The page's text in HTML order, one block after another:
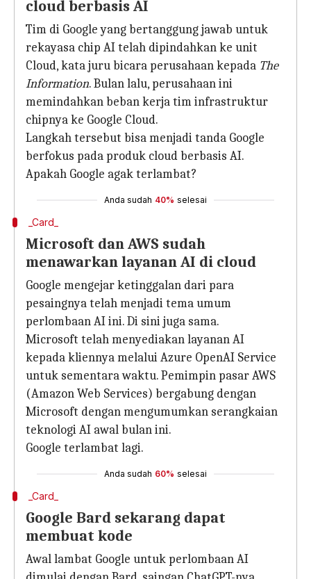
cloud berbasis AI
Tim di Google yang bertanggung jawab untuk
rekayasa chip AI telah dipindahkan ke unit
Cloud, kata juru bicara perusahaan kepada The
Information. Bulan lalu, perusahaan ini
memindahkan beban kerja tim infrastruktur
chipnya ke Google Cloud.
Langkah tersebut bisa menjadi tanda Google
berfokus pada produk cloud berbasis AI.
Apakah Google agak terlambat?
Anda sudah 40% selesai
_Card_
Microsoft dan AWS sudah
menawarkan layanan AI di cloud
Google mengejar ketinggalan dari para
pesaingnya telah menjadi tema umum
perlombaan AI ini. Di sini juga sama.
Microsoft telah menyediakan layanan AI
kepada kliennya melalui Azure OpenAI Service
untuk sementara waktu. Pemimpin pasar AWS
(Amazon Web Services) bergabung dengan
Microsoft dengan mengumumkan serangkaian
teknologi AI awal bulan ini.
Google terlambat lagi.
Anda sudah 60% selesai
_Card_
Google Bard sekarang dapat
membuat kode
Awal lambat Google untuk perlombaan AI